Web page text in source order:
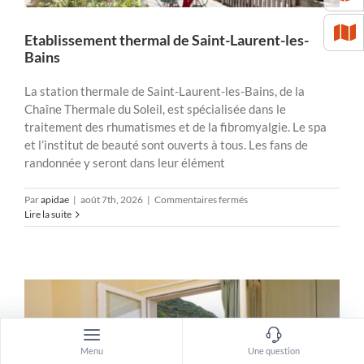
Etablissement thermal de Saint-Laurent-les-
Bains
La station thermale de Saint-Laurent-les-Bains, de la
Chaîne Thermale du Soleil, est spécialisée dans le
traitement des rhumatismes et de la fibromyalgie. Le spa
et l’institut de beauté sont ouverts à tous. Les fans de
randonnée y seront dans leur élément
Parapidae | août 7th, 2026 | Commentaires ferméssur
thermal
les-
Lire la suite
Menu Une question